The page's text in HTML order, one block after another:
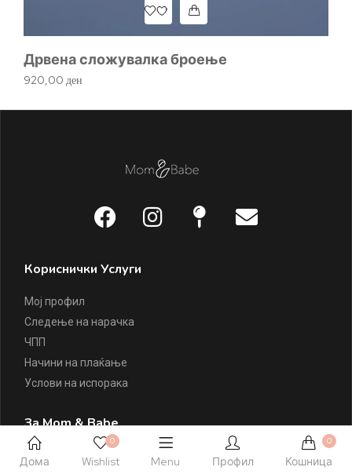
Дрвена сложувалка броење
920,00 ден
Кориснички Услуги
Мој профил
Следење на нарачка
ЧПП
Начини на плаќање
Услови на испорака
За Mom & Babe
За Mom & Babe
Дома
0
Wishlist Menu Профил
0
Кошница